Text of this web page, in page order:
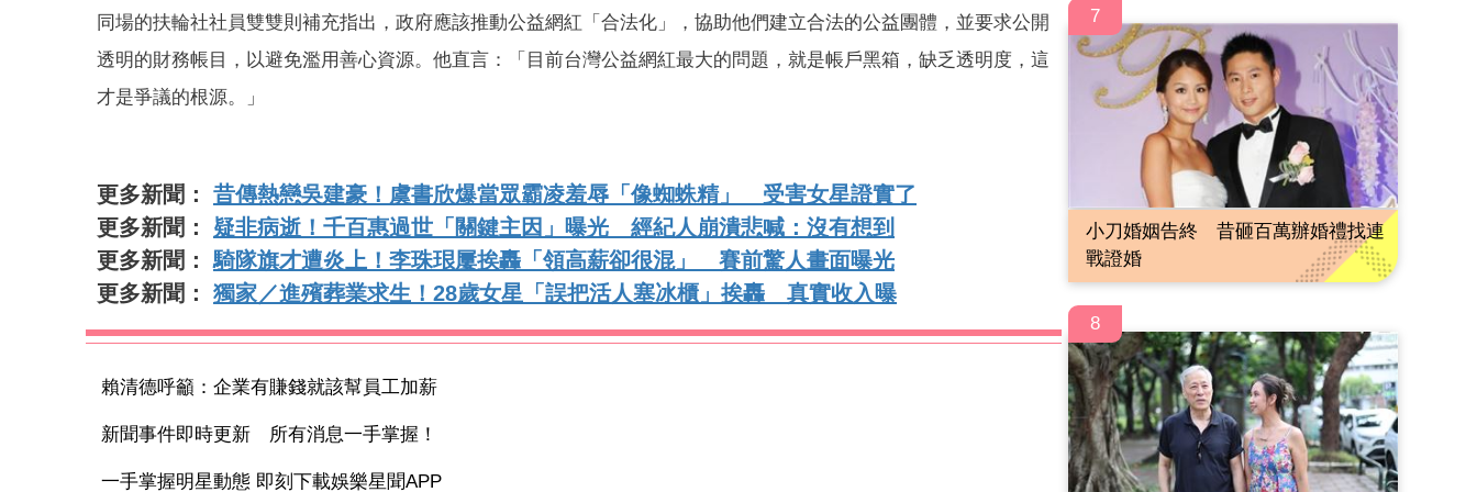
同場的扶輪社社員雙雙則補充指出，政府應該推動公益網紅「合法化」，協助他們建立合法的公益團體，並要求公開
透明的財務帳目，以避免濫用善心資源。他直言：「目前台灣公益網紅最大的問題，就是帳戶黑箱，缺乏透明度，這
才是爭議的根源。」
更多新聞： 昔傳熱戀吳建豪！虞書欣爆當眾霸凌羞辱「像蜘蛛精」 受害女星證實了
更多新聞： 疑非病逝！千百惠過世「關鍵主因」曝光 經紀人崩潰悲喊：沒有想到
更多新聞：騎隊旗才遭炎上！李珠珢屢挨轟「領高薪卻很混」 賽前驚人畫面曝光
更多新聞： 獨家／進殯葬業求生！28歲女星「誤把活人塞冰櫃」挨轟 真實收入曝
賴清德呼籲：企業有賺錢就該幫員工加薪
新聞事件即時更新 所有消息一手掌握！
一手掌握明星動態 即刻下載娛樂星聞APP
7
小刀婚姻告終 昔砸百萬辦婚禮找連
戰證婚
8